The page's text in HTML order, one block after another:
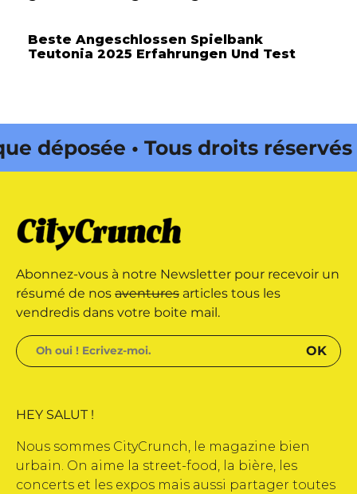
Beste Angeschlossen Spielbank
Teutonia 2025 Erfahrungen Und Test
• Tous droits réservés •
réservés • Magazine édité par
Abonnez-vous à notre Newsletter pour recevoir un
résumé de nos aventures articles tous les
vendredis dans votre boite mail.
HEY SALUT !
Nous sommes CityCrunch, le magazine bien
urbain. On aime la street-food, la bière, les
concerts et les expos mais aussi partager toutes